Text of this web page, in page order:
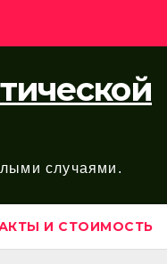
случаями.
И СТОИМОСТЬ